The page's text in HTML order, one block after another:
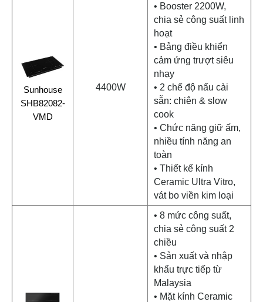
Sunhouse
SHB82082-
VMD
4400W
• Booster 2200W,
chia sẻ công suất linh
hoạt
• Bảng điều khiển
cảm ứng trượt siêu
nhạy
• 2 chế độ nấu cài
sẵn: chiên & slow
cook
• Chức năng giữ ấm,
nhiều tính năng an
toàn
• Thiết kế kính
Ceramic Ultra Vitro,
vát bo viền kim loại
• 8 mức công suất,
chia sẻ công suất 2
chiều
• Sản xuất và nhập
khẩu trực tiếp từ
Malaysia
• Mặt kính Ceramic